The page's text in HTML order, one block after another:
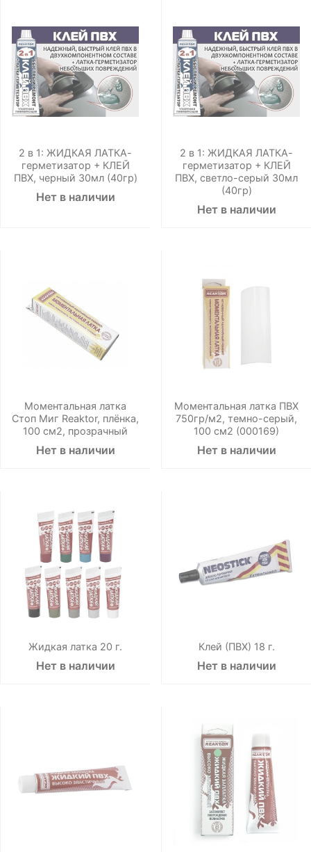
2 в 1: ЖИДКАЯ ЛАТКА-
герметизатор + КЛЕЙ
ПВХ, черный 30мл (40гр)
Нет в наличии
2 в 1: ЖИДКАЯ ЛАТКА-
герметизатор + КЛЕЙ
ПВХ, светло-серый 30мл
(40гр)
Нет в наличии
Моментальная латка
Стоп Миг Reaktor, плёнка,
100 см2, прозрачный
Нет в наличии
Моментальная латка ПВХ
750гр/м2, темно-серый,
100 см2 (000169)
Нет в наличии
Жидкая латка 20 г.
Нет в наличии
Клей (ПВХ) 18 г.
Нет в наличии